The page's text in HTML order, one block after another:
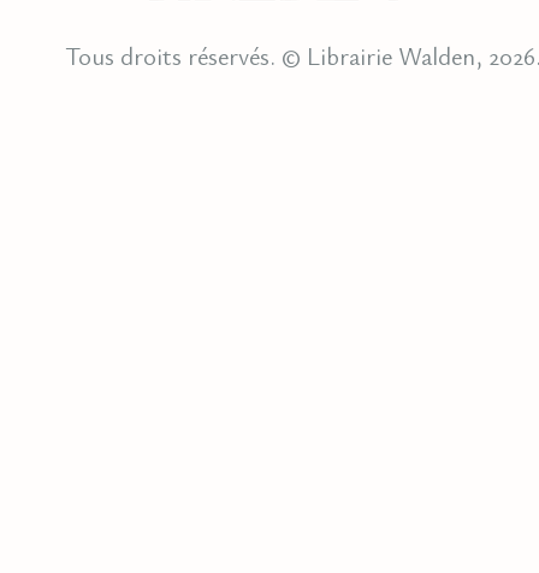
Tous droits réservés. © Librairie Walden,